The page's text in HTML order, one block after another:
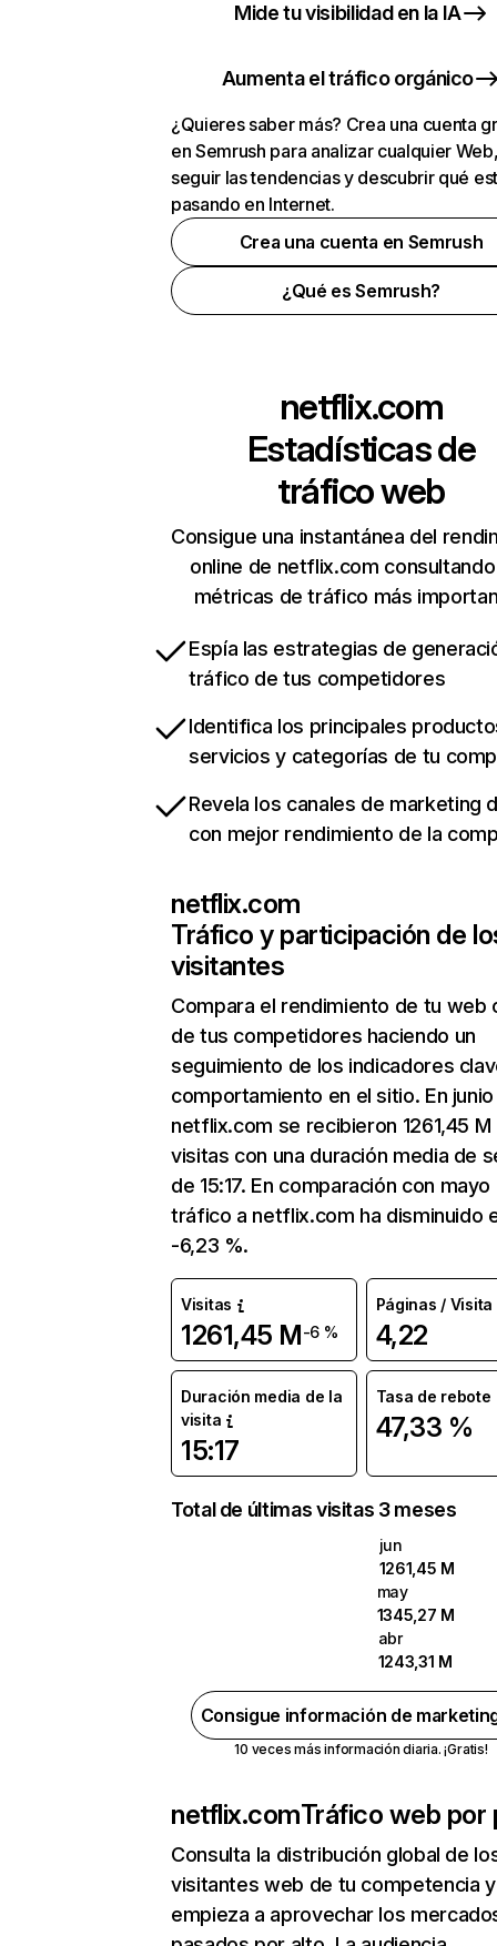
Mide tu visibilidad en la IA
Aumenta el tráfico orgánico
¿Quieres saber más? Crea una cuenta
en Semrush para analizar cualquier
seguir las tendencias y descubrir qué
pasando en Internet.
Crea una cuenta en Semrush
¿Qué es Semrush?
netflix.com
Estadísticas de
tráfico web
Consigue una instantánea del
online de netflix.com
métricas de tráfico más
Espía las estrategias de
tráfico de tus competidores
Identifica los principales
servicios y categorías de tu
Revela los canales de marketing
con mejor rendimiento de la
netflix.com
Tráfico y participación de
visitantes
Compara el rendimiento de tu web
de tus competidores haciendo un
seguimiento de los indicadores
comportamiento en el sitio. En junio
netflix.com se recibieron 1261,45 M
visitas con una duración media de
de 15:17. En comparación con mayo
tráfico a netflix.com ha disminuido
-6,23 %.
Visitas
1261,45 M-6 %
Páginas / Visita
4,22
Duración media de la
visita
15:17
Tasa de rebote
47,33 %
Total de últimas visitas 3 meses
jun
1261,45 M
may
1345,27 M
abr
1243,31 M
Consigue información de
10 veces más información diaria. ¡Gratis!
netflix.comTráfico web por
Consulta la distribución global de
visitantes web de tu competencia y
empieza a aprovechar los